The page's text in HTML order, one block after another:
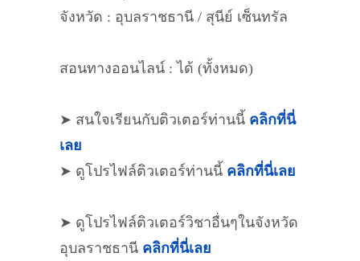
จังหวัด : อุบลราชธานี / สุนีย์ เซ็นทรัล
สอนทางออนไลน์ : ได้ (ทั้งหมด)
➤ สนใจเรียนกับติวเตอร์ท่านนี้ คลิกที่นี่
เลย
➤ ดูโปรไฟล์ติวเตอร์ท่านนี้ คลิกที่นี่เลย
➤ ดูโปรไฟล์ติวเตอร์วิชาอื่นๆในจังหวัด
อุบลราชธานี คลิกที่นี่เลย